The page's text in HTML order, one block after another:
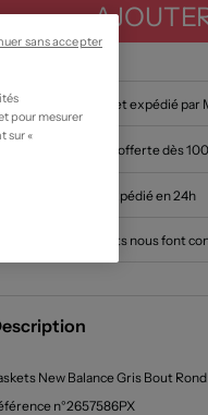
En stock et expédié par
Livraison offerte dès
Article expédié en 24h
Nos clients nous font
New Balance Gris Bout Rond
n°2657586PX
pour mesurer
sur «
sans accepter